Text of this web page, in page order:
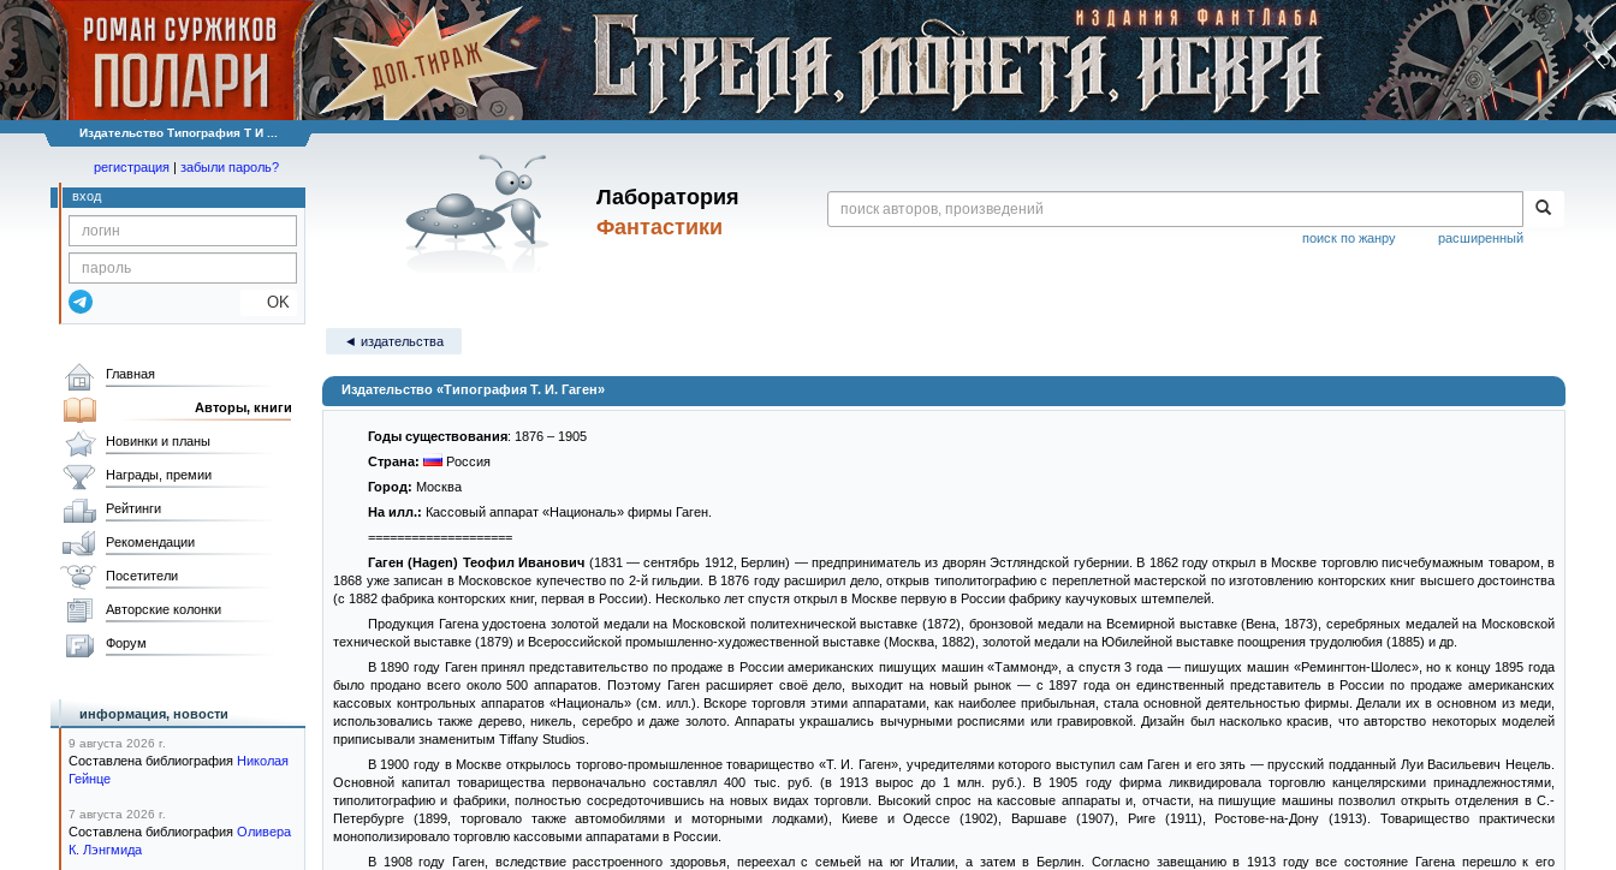
Издательство Типография Т И ...
Лаборатория
Фантастики
расширенный
поиск по жанру
регистрация | забыли пароль?
вход
OK
◄ издательства
Издательство «Типография Т. И. Гаген»
Годы существования: 1876 – 1905
Страна:
Россия
Город: Москва
На илл.: Кассовый аппарат «Националь» фирмы Гаген.
====================
Гаген (Hagen) Теофил Иванович (1831 — сентябрь 1912, Берлин) — предприниматель из дворян Эстляндской губернии. В 1862 году открыл в Москве торговлю писчебумажным товаром, в
1868 уже записан в Московское купечество по 2-й гильдии. В 1876 году расширил дело, открыв типолитографию с переплетной мастерской по изготовлению конторских книг высшего достоинства
(с 1882 фабрика конторских книг, первая в России). Несколько лет спустя открыл в Москве первую в России фабрику каучуковых штемпелей.
Продукция Гагена удостоена золотой медали на Московской политехнической выставке (1872), бронзовой медали на Всемирной выставке (Вена, 1873), серебряных медалей на Московской
технической выставке (1879) и Всероссийской промышленно-художественной выставке (Москва, 1882), золотой медали на Юбилейной выставке поощрения трудолюбия (1885) и др.
В 1890 году Гаген принял представительство по продаже в России американских пишущих машин «Таммонд», а спустя 3 года — пишущих машин «Ремингтон-Шолес», но к концу 1895 года
было продано всего около 500 аппаратов. Поэтому Гаген расширяет своё дело, выходит на новый рынок — с 1897 года он единственный представитель в России по продаже американских
кассовых контрольных аппаратов «Националь» (см. илл.). Вскоре торговля этими аппаратами, как наиболее прибыльная, стала основной деятельностью фирмы. Делали их в основном из меди,
использовались также дерево, никель, серебро и даже золото. Аппараты украшались вычурными росписями или гравировкой. Дизайн был насколько красив, что авторство некоторых моделей
приписывали знаменитым Tiffany Studios.
В 1900 году в Москве открылось торгово-промышленное товарищество «Т. И. Гаген», учредителями которого выступил сам Гаген и его зять — прусский подданный Луи Васильевич Нецель.
Основной капитал товарищества первоначально составлял 400 тыс. руб. (в 1913 вырос до 1 млн. руб.). В 1905 году фирма ликвидировала торговлю канцелярскими принадлежностями,
типолитографию и фабрики, полностью сосредоточившись на новых видах торговли. Высокий спрос на кассовые аппараты и, отчасти, на пишущие машины позволил открыть отделения в С.-
Петербурге (1899, торговало также автомобилями и моторными лодками), Киеве и Одессе (1902), Варшаве (1907), Риге (1911), Ростове-на-Дону (1913). Товарищество практически
монополизировало торговлю кассовыми аппаратами в России.
В 1908 году Гаген, вследствие расстроенного здоровья, переехал с семьей на юг Италии, а затем в Берлин. Согласно завещанию в 1913 году все состояние Гагена перешло к его
Главная
Авторы, книги
Новинки и планы
Награды, премии
Рейтинги
Рекомендации
Посетители
Авторские колонки
Форум
информация, новости
9 августа 2026 г.
Составлена библиография Николая
Гейнце
7 августа 2026 г.
Составлена библиография Оливера
К. Лэнгмида